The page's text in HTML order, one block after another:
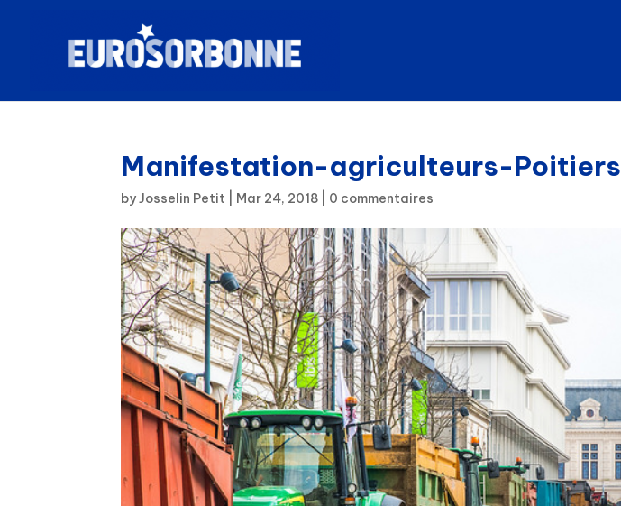
Manifestation-agriculteurs-Poitiers
byJosselin Petit Mar 24, 2018 0 commentaires